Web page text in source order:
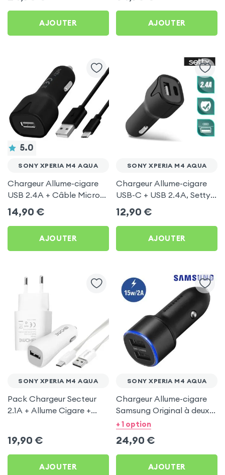
AJOUTER AJOUTER
5.0
SONY XPERIA M4 AQUA
Chargeur Allume-cigare
USB 2.4A + Câble Micro-
USB 1m, Setty - Noir pour
Sony Xperia M4 Aqua
14,90 €
AJOUTER
SONY XPERIA M4 AQUA
Chargeur Allume-cigare
USB-C + USB 2.4A, Setty -
Noir pour Sony Xperia M4
Aqua
12,90 €
AJOUTER
SONY XPERIA M4 AQUA
Pack Chargeur Secteur
2.1A + Allume Cigare +
19,90 €
AJOUTER
SONY XPERIA M4 AQUA
Chargeur Allume-cigare
Samsung Original à deux
ports USB, charge rapide
Xperia M4 Aqua
+ 1 option
24,90 €
AJOUTER